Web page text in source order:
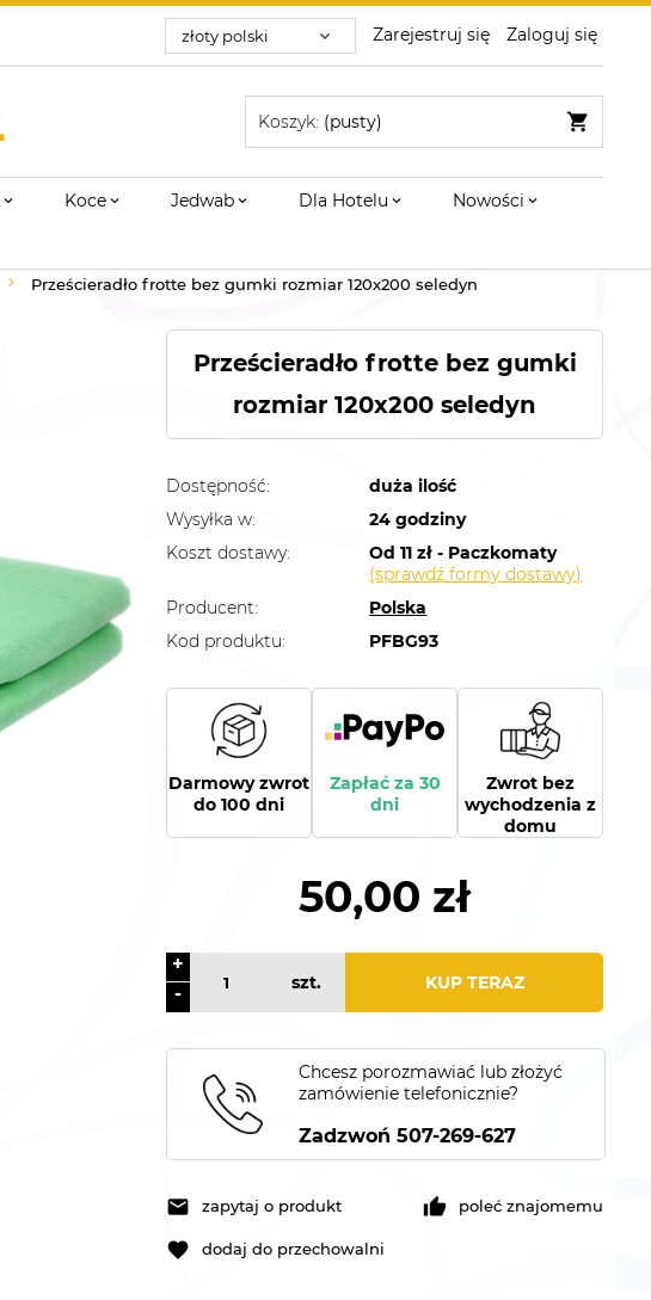
Zarejestruj się Zaloguj się
Koszyk: (pusty)
Koce Jedwab Dla Hotelu Nowości
Prześcieradło frotte bez gumki rozmiar 120x200 seledyn
Prześcieradło frotte bez gumki
rozmiar 120x200 seledyn
Dostępność:
duża ilość
Wysyłka w:
24 godziny
Koszt dostawy:
Od 11 zł - Paczkomaty
(sprawdź formy dostawy)
Producent:
Polska
Kod produktu:
PFBG93
Darmowy zwrot
do 100 dni
Zapłać za 30
dni
Zwrot bez
wychodzenia z
domu
50,00 zł
-
+
szt. KUP TERAZ
Chcesz porozmawiać lub złożyć
zamówienie telefonicznie?
Zadzwoń 507-269-627
zapytaj o produkt poleć znajomemu
dodaj do przechowalni